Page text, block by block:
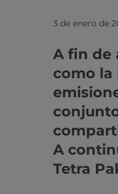
3 de enero de
A fin de
como la
A
Tetra